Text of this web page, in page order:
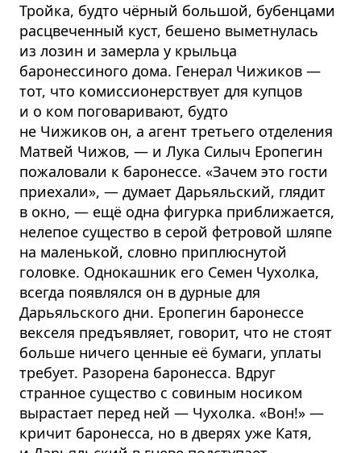
Тройка, будто чёрный большой, бубенцами
расцвеченный куст, бешено выметнулась
из лозин и замерла у крыльца
баронессиного дома. Генерал Чижиков —
тот, что комиссионерствует для купцов
и о ком поговаривают, будто
не Чижиков он, а агент третьего отделения
Матвей Чижов, — и Лука Силыч Еропегин
пожаловали к баронессе. «Зачем это гости
приехали», — думает Дарьяльский, глядит
в окно, — ещё одна фигурка приближается,
нелепое существо в серой фетровой шляпе
на маленькой, словно приплюснутой
головке. Однокашник его Семен Чухолка,
всегда появлялся он в дурные для
Дарьяльского дни. Еропегин баронессе
векселя предъявляет, говорит, что не стоят
больше ничего ценные её бумаги, уплаты
требует. Разорена баронесса. Вдруг
странное существо с совиным носиком
вырастает перед ней — Чухолка. «Вон!» —
кричит баронесса, но в дверях уже Катя,